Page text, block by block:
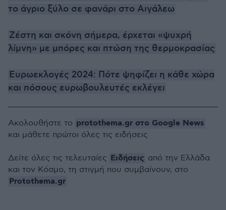
το άγριο ξύλο σε φανάρι στο Αιγάλεω
Ζέστη και σκόνη σήμερα, έρχεται «ψυχρή
λίμνη» με μπόρες και πτώση της θερμοκρασίας
Ευρωεκλογές 2024: Πότε ψηφίζει η κάθε χώρα
και πόσους ευρωβουλευτές εκλέγει
Ακολουθήστε το protothema.gr στο Google News
και μάθετε πρώτοι όλες τις ειδήσεις
Δείτε όλες τις τελευταίες Ειδήσεις από την Ελλάδα
και τον Κόσμο, τη στιγμή που συμβαίνουν, στο
Protothema.gr